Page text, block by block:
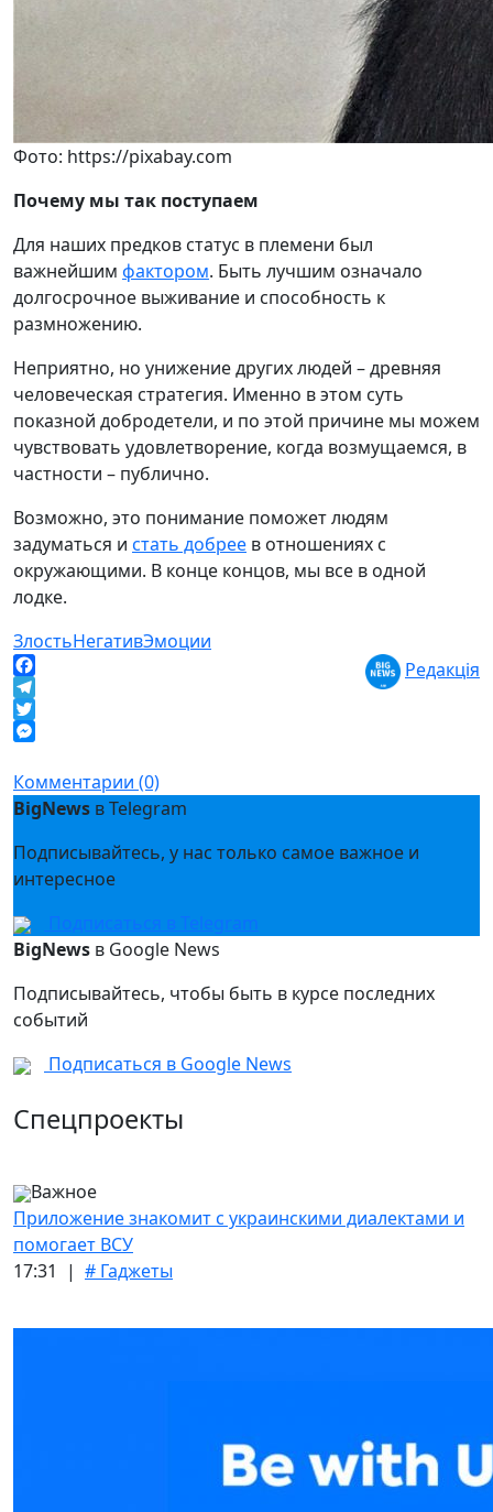
Фото: https://pixabay.com
Почему мы так поступаем
Для наших предков статус в племени был
важнейшим фактором. Быть лучшим означало
долгосрочное выживание и способность к
размножению.
Неприятно, но унижение других людей – древняя
человеческая стратегия. Именно в этом суть
показной добродетели, и по этой причине мы можем
чувствовать удовлетворение, когда возмущаемся, в
частности – публично.
Возможно, это понимание поможет людям
задуматься и стать добрее в отношениях с
окружающими. В конце концов, мы все в одной
лодке.
ЗлостьНегативЭмоции
Facebook
Telegram
Twitter
Редакція
Комментарии (0)
BigNews в Telegram
Подписывайтесь, у нас только самое важное и
интересное
Подписаться в Telegram
BigNews в Google News
Подписывайтесь, чтобы быть в курсе последних
событий
Подписаться в Google News
Спецпроекты
Важное
Приложение знакомит с украинскими диалектами и
помогает ВСУ
17:31 | # Гаджеты